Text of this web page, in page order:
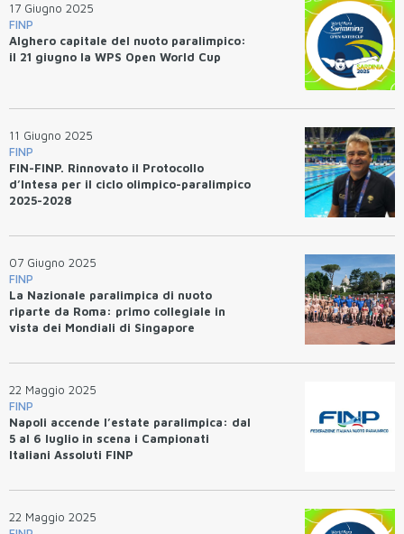
17 Giugno 2025
FINP
Alghero capitale del nuoto paralimpico:
il 21 giugno la WPS Open World Cup
11 Giugno 2025
FINP
FIN-FINP. Rinnovato il Protocollo
d’Intesa per il ciclo olimpico-paralimpico
2025-2028
07 Giugno 2025
FINP
La Nazionale paralimpica di nuoto
riparte da Roma: primo collegiale in
vista dei Mondiali di Singapore
22 Maggio 2025
FINP
Napoli accende l’estate paralimpica: dal
5 al 6 luglio in scena i Campionati
Italiani Assoluti FINP
22 Maggio 2025